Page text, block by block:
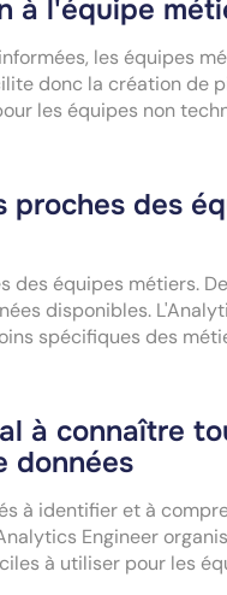
à l'équipe
les équipes
donc la création de
les équipes non
des
des équipes métiers.
disponibles.
spécifiques des
à connaître
données
à identifier et à
Engineer
à utiliser pour les